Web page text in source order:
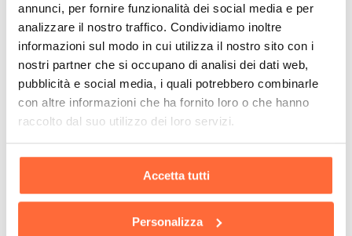
annunci, per fornire funzionalità dei social media e per
analizzare il nostro traffico. Condividiamo inoltre
informazioni sul modo in cui utilizza il nostro sito con i
nostri partner che si occupano di analisi dei dati web,
pubblicità e social media, i quali potrebbero combinarle
con altre informazioni che ha fornito loro o che hanno
raccolto dal suo utilizzo dei loro servizi.
Accetta tutti
Personalizza